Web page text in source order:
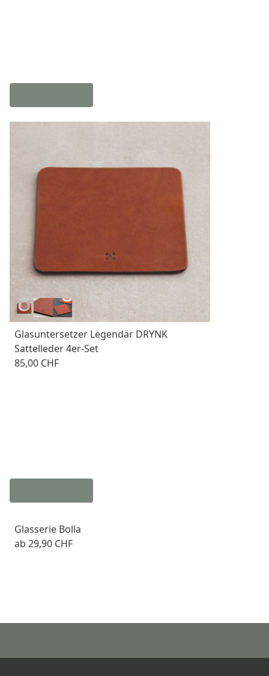
Glasuntersetzer Legendär DRYNK
Sattelleder 4er-Set
85,00 CHF
Glasserie Bolla
ab 29,90 CHF